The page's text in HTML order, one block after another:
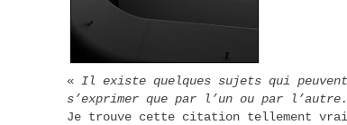
« Il existe quelques sujets qui
s’exprimer que par l’un ou par
Je trouve cette citation tellement